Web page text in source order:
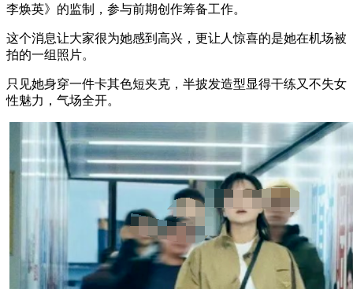
李焕英》的监制，参与前期创作筹备工作。
这个消息让大家很为她感到高兴，更让人惊喜的是她在机场被
拍的一组照片。
只见她身穿一件卡其色短夹克，半披发造型显得干练又不失女
性魅力，气场全开。